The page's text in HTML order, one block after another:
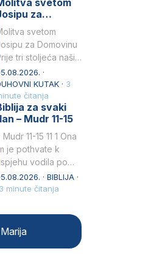
Ovaj naziv,
Maria…
svetom
za
svetom
za Domovinu
tri stoljeća naši
pradjedovi
svečano
i službeno
da Ti, brižni
Isusov,…
·
KUTAK · 3
čitanja
za svaki
– Mudr 11-15
Mudr 11-15 11 1 Ona
je pothvate k
vodila po
proroka svetog2
su prohodili
· BIBLIJA ·
minute čitanja